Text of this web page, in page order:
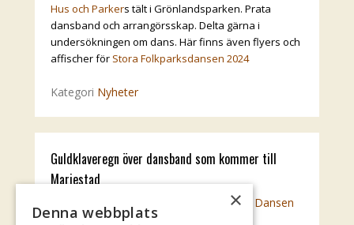
Hus och Parkers tält i Grönlandsparken. Prata
dansband och arrangörsskap. Delta gärna i
undersökningen om dans. Här finns även flyers och
affischer för Stora Folkparksdansen 2024
Kategori Nyheter
Guldklaveregn över dansband som kommer till
Mariestad
Stora Folkparks Dansen
×
Denna webbplats